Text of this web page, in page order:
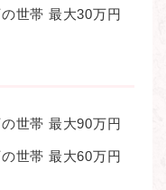
世帯 最大30万円
世帯 最大90万円
世帯 最大60万円